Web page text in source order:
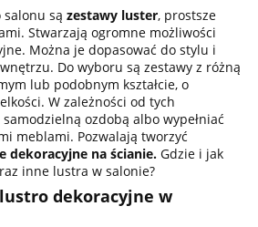
są zestawy luster, prostsze
Stwarzają ogromne możliwości
Można je dopasować do stylu i
Do wyboru są zestawy z różną
lub podobnym kształcie, o
W zależności od tych
ozdobą albo wypełniać
meblami. Pozwalają tworzyć
dekoracyjne na ścianie. Gdzie i jak
inne lustra w salonie?
dekoracyjne w